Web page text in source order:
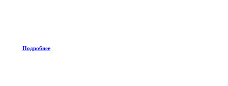
Подробнее